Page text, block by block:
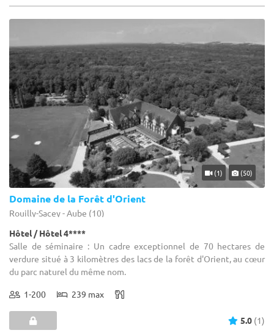
(1) (50)
Domaine de la Forêt d'Orient
Rouilly-Sacey - Aube (10)
Hôtel / Hôtel 4****
Salle de séminaire : Un cadre exceptionnel de 70 hectares de
verdure situé à 3 kilomètres des lacs de la forêt d'Orient, au cœur
du parc naturel du même nom.
1-200 239 max
5.0 (1)